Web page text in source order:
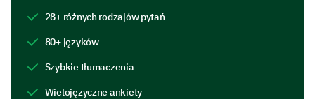
Choice of rank 2
28+ różnych rodzajów pytań
80+ języków
Szybkie tłumaczenia
Wielojęzyczne ankiety